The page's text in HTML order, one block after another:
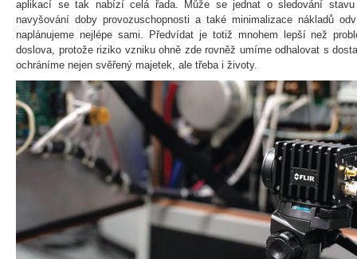
aplikací se tak nabízí celá řada. Může se jednat o sledování
navyšování doby provozuschopnosti a také minimalizace nákladů
naplánujeme nejlépe sami. Předvídat je totiž mnohem lepší než
doslova, protože riziko vzniku ohně zde rovněž umíme odhalovat s
ochráníme nejen svěřený majetek, ale třeba i životy.